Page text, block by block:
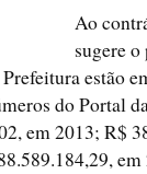
Ao
sugere
estão
do Portal
em 2013; R$
em